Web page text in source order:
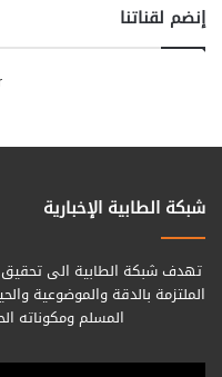
إنضم لقناتنا
شبكة الطابية الإخبارية
تهدف شبكة الطابية الى تحقيق
الملتزمة بالدقة والموضوعية
المسلم ومكوناته